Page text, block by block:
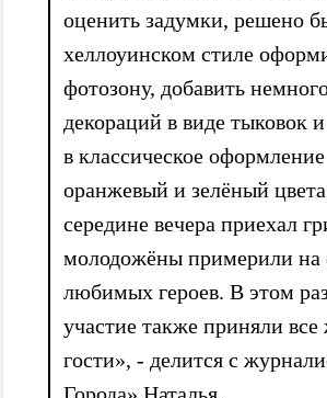
оценить задумки, решено
хеллоуинском стиле
фотозону, добавить
декораций в виде тыковок
в классическое оформление
оранжевый и зелёный
середине вечера приехал
молодожёны примерили на
любимых героев. В этом
участие также приняли
гости», - делится с